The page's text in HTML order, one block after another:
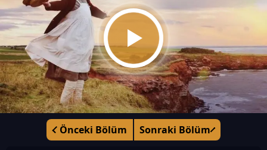
Önceki Bölüm Sonraki Bölüm